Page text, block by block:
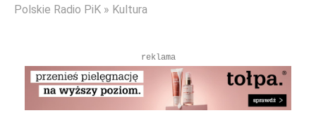
Polskie Radio PiK Kultura
reklama